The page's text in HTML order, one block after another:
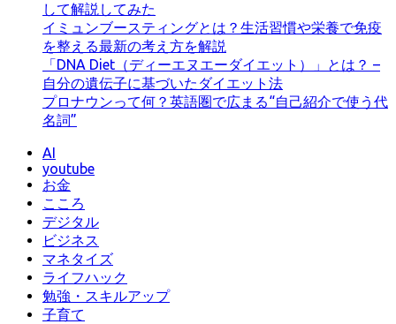
して解説してみた
イミュンブースティングとは？生活習慣や栄養で免疫
を整える最新の考え方を解説
「DNA Diet（ディーエヌエーダイエット）」とは？ –
自分の遺伝子に基づいたダイエット法
プロナウンって何？英語圏で広まる“自己紹介で使う代
名詞”
AI
youtube
お金
こころ
デジタル
ビジネス
マネタイズ
ライフハック
勉強・スキルアップ
子育て